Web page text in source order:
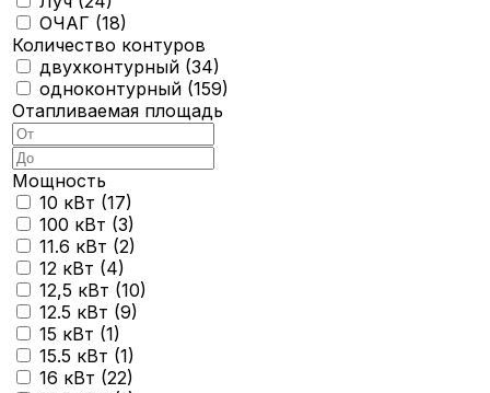
ОЧАГ (18)
Количество контуров
двухконтурный (34)
одноконтурный (159)
Отапливаемая площадь
Мощность
10 кВт (17)
100 кВт (3)
11.6 кВт (2)
12 кВт (4)
12,5 кВт (10)
12.5 кВт (9)
15 кВт (1)
15.5 кВт (1)
16 кВт (22)